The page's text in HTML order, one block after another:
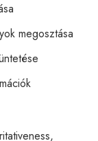
megosztása